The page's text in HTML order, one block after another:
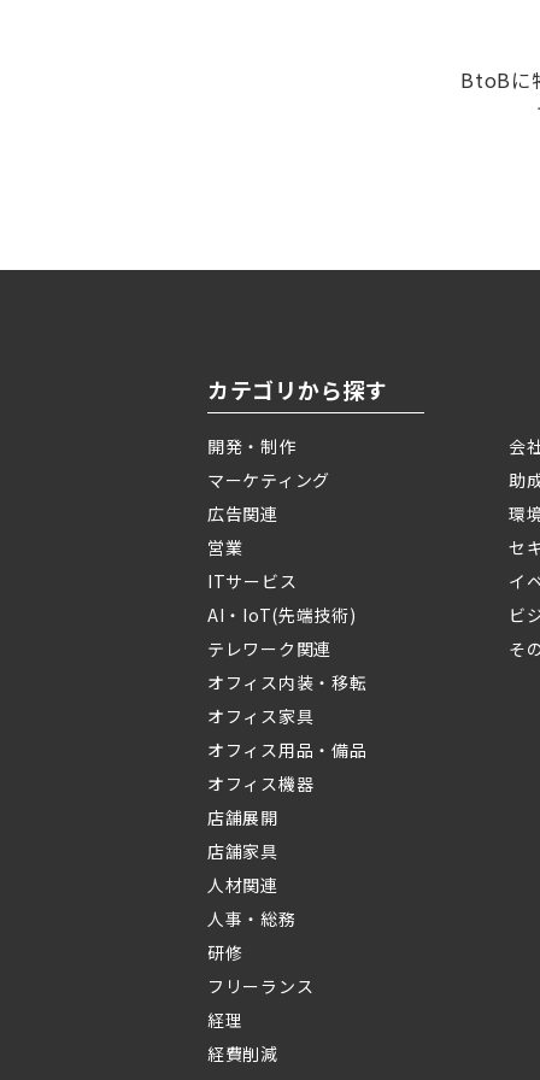
BtoBに
カテゴリから探す
開発・制作
マーケティング
広告関連
営業
ITサービス
AI・IoT(先端技術)
テレワーク関連
オフィス内装・移転
オフィス家具
オフィス用品・備品
オフィス機器
店舗展開
店舗家具
人材関連
人事・総務
研修
フリーランス
経理
経費削減
会
助
環
セ
イ
ビ
そ